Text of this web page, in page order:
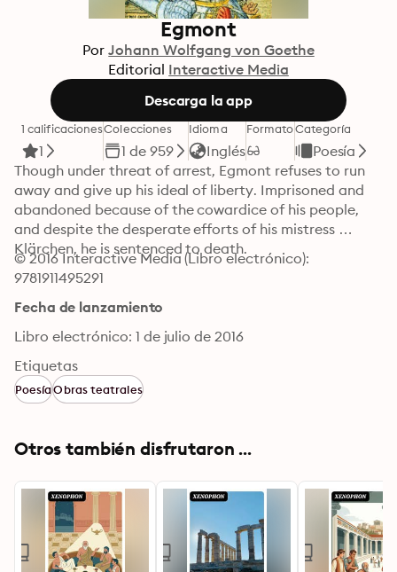
Egmont
Por Johann Wolfgang von Goethe
Editorial Interactive Media
Descarga la app
1 calificaciones
1
Colecciones
1 de 959
Idioma
Inglés
FormatoCategoría
Poesía
Though under threat of arrest, Egmont refuses to run
away and give up his ideal of liberty. Imprisoned and
abandoned because of the cowardice of his people,
and despite the desperate efforts of his mistress
Klärchen, he is sentenced to death.
© 2016 Interactive Media (Libro electrónico):
9781911495291
Fecha de lanzamiento
Libro electrónico: 1 de julio de 2016
Etiquetas
PoesíaObras teatrales
Otros también disfrutaron ...